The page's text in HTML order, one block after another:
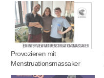
EMBED
Provozieren mit
Menstruationsmassaker